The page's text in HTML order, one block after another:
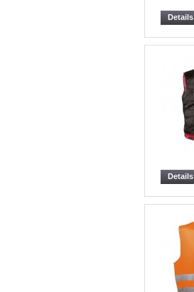
Details
Details